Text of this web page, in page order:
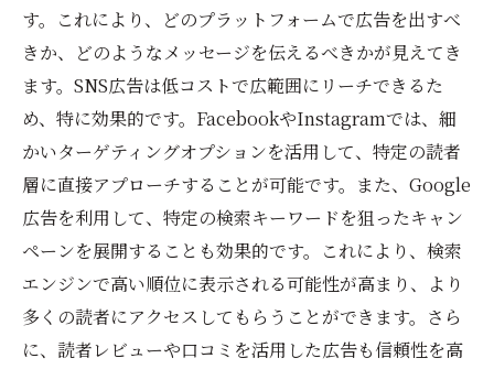
す。これにより、どのプラットフォームで広告を出すべ
きか、どのようなメッセージを伝えるべきかが見えてき
ます。SNS広告は低コストで広範囲にリーチできるた
め、特に効果的です。FacebookやInstagramでは、細
かいターゲティングオプションを活用して、特定の読者
層に直接アプローチすることが可能です。また、Google
広告を利用して、特定の検索キーワードを狙ったキャン
ペーンを展開することも効果的です。これにより、検索
エンジンで高い順位に表示される可能性が高まり、より
多くの読者にアクセスしてもらうことができます。さら
に、読者レビューや口コミを活用した広告も信頼性を高